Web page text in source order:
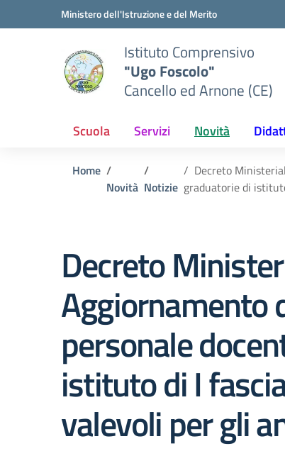
Vai ai contenuti
Vai al menu di navigazioneMinistero dell'Istruzione e del Merito
Istituto Comprensivo
"Ugo Foscolo"
Cancello ed Arnone (CE)
Scuola Servizi Novità
Home
Novità Notizie
Decreto
graduatorie di
Decreto
Aggiornamento
personale
istituto di I
valevoli per gli